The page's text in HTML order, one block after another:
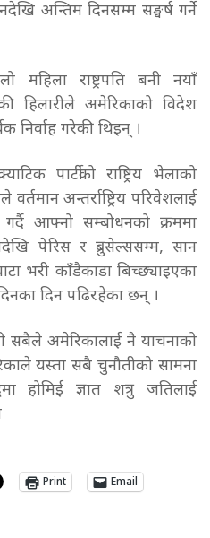
अन्तिम दिनसम्म सङ्घर्ष गर्ने
महिला राष्ट्रपति बनी नयाँ
हिलारीले अमेरिकाको विदेश
निर्वाह गरेकी थिइन् ।
पार्टीको राष्ट्रिय भेलाको
अन्तर्राष्ट्रिय परिवेशलाई
आफ्नो सम्बोधनको क्रममा
पेरिस र ब्रुसेल्ससम्म, सान
भरी काँडैकाडा बिच्छ्याइएका
दिन पढिरहेका छन् ।
सबैले अमेरिकालाई नै याचनाको
यस्ता सबै चुनौतीको सामना
होमिई ज्ञात शत्रु जतिलाई
Print Email